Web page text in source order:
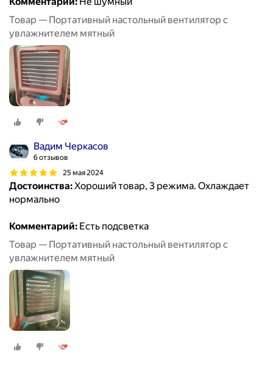
Товар — Портативный настольный вентилятор с
увлажнителем мятный
Вадим Черкасов
6 отзывов
25 мая 2024
Достоинства:Хороший товар, 3 режима. Охлаждает
нормально
Комментарий: Есть подсветка
Товар — Портативный настольный вентилятор с
увлажнителем мятный